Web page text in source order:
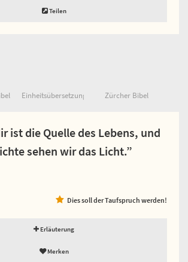
Teilen
Einheitsübersetzung Zürcher Bibel
ist die Quelle des Lebens, und
sehen wir das Licht.”
Dies soll der Taufspruch werden!
Erläuterung
Merken